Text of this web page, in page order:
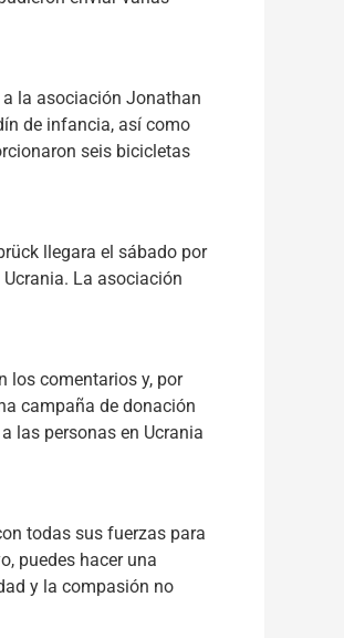
a la asociación Jonathan
de infancia, así como
seis bicicletas
llegara el sábado por
La asociación
los comentarios y, por
campaña de donación
las personas en Ucrania
todas sus fuerzas para
puedes hacer una
y la compasión no